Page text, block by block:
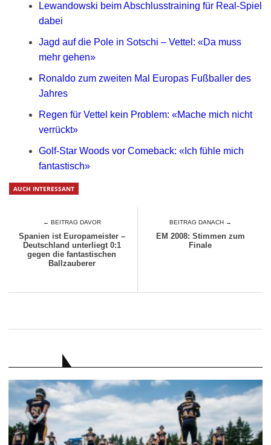
Lewandowski beim Abschlusstraining für Real-Spiel
dabei
Jagd auf die Pole in Sotschi – Vettel: «Da muss
mehr gehen»
Ronaldo zum zweiten Mal Europas Fußballer des
Jahres
Regen für Vettel kein Problem: «Mache mich nicht
verrückt»
Golf-Star Woods vor Comeback: «Ich fühle mich
fantastisch»
AUCH INTERESSANT
← BEITRAG DAVOR
Spanien ist Europameister –
Deutschland unterliegt 0:1
gegen die fantastischen
Ballzauberer
BEITRAG DANACH →
EM 2008: Stimmen zum
Finale